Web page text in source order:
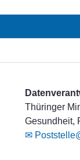
Thüringer
Gesundheit,
✉